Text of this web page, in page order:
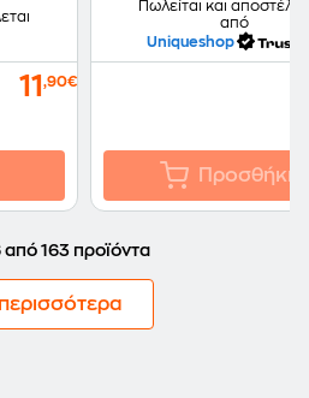
11 ,90€
Πωλείται και
από
Uniqueshop
Προσθήκη
από 163 προϊόντα